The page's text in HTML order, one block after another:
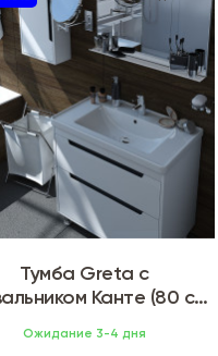
Тумба Greta с
Канте (80 см)
Ожидание 3-4 дня